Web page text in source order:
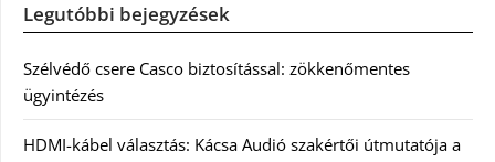
Legutóbbi bejegyzések
Szélvédő csere Casco biztosítással: zökkenőmentes
ügyintézés
HDMI-kábel választás: Kácsa Audió szakértői útmutatója a